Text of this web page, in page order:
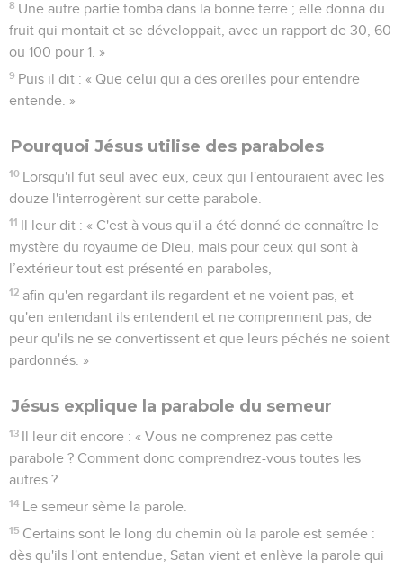
8 Une autre partie tomba dans la bonne terre ; elle donna du
fruit qui montait et se développait, avec un rapport de 30, 60
ou 100 pour 1. »
9 Puis il dit : « Que celui qui a des oreilles pour entendre
entende. »
Pourquoi Jésus utilise des paraboles
10 Lorsqu'il fut seul avec eux, ceux qui l'entouraient avec les
douze l'interrogèrent sur cette parabole.
11 Il leur dit : « C'est à vous qu'il a été donné de connaître le
mystère du royaume de Dieu, mais pour ceux qui sont à
l’extérieur tout est présenté en paraboles,
12 afin qu'en regardant ils regardent et ne voient pas, et
qu'en entendant ils entendent et ne comprennent pas, de
peur qu'ils ne se convertissent et que leurs péchés ne soient
pardonnés. »
Jésus explique la parabole du semeur
13 Il leur dit encore : « Vous ne comprenez pas cette
parabole ? Comment donc comprendrez-vous toutes les
autres ?
14 Le semeur sème la parole.
15 Certains sont le long du chemin où la parole est semée :
dès qu'ils l'ont entendue, Satan vient et enlève la parole qui